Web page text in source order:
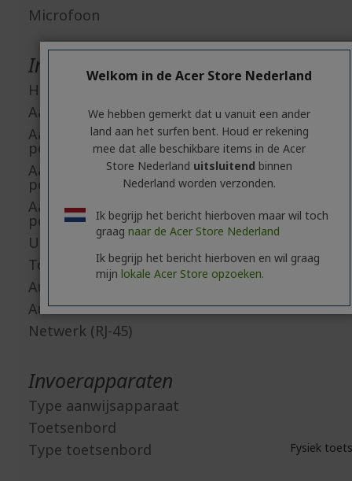
Microfoon
Interfaces/Poorten
HDMI
Aantal USB 2.0 poorten
Aantal USB 3.2 Gen 1 Type-A-
poorten
Aantal USB 3.2 Gen 2 Type-A-
poorten
Aantal USB 3.2 Gen 2 Type-C-
poorten
USB Type-C
Totaal aantal USB poorten
Audio in
Audio uit
Netwerk (RJ-45)
Invoerapparaten
Type aanwijsapparaat
Toetsenbord
Type toetsenbord
Fysiek
Welkom in de Acer Store Nederland
We hebben gemerkt dat u vanuit een ander
land aan het surfen bent. Houd er rekening
mee dat alle beschikbare items in de Acer
Store Nederland uitsluitend binnen
Nederland worden verzonden.
Ik begrijp het bericht hierboven maar wil toch
graag naar de Acer Store Nederland
Ik begrijp het bericht hierboven en wil graag
mijn lokale Acer Store opzoeken.